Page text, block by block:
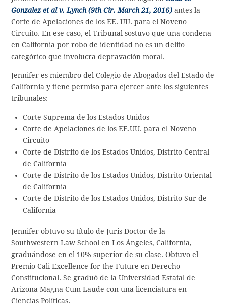
Gonzalez et al v. Lynch (9th Cir. March 21, 2016) antes la
Corte de Apelaciones de los EE. UU. para el Noveno
Circuito. En ese caso, el Tribunal sostuvo que una condena
en California por robo de identidad no es un delito
categórico que involucra depravación moral.
Jennifer es miembro del Colegio de Abogados del Estado de
California y tiene permiso para ejercer ante los siguientes
tribunales:
Corte Suprema de los Estados Unidos
Corte de Apelaciones de los EE.UU. para el Noveno
Circuito
Corte de Distrito de los Estados Unidos, Distrito Central
de California
Corte de Distrito de los Estados Unidos, Distrito Oriental
de California
Corte de Distrito de los Estados Unidos, Distrito Sur de
California
Jennifer obtuvo su título de Juris Doctor de la
Southwestern Law School en Los Ángeles, California,
graduándose en el 10% superior de su clase. Obtuvo el
Premio Cali Excellence for the Future en Derecho
Constitucional. Se graduó de la Universidad Estatal de
Arizona Magna Cum Laude con una licenciatura en
Ciencias Políticas.